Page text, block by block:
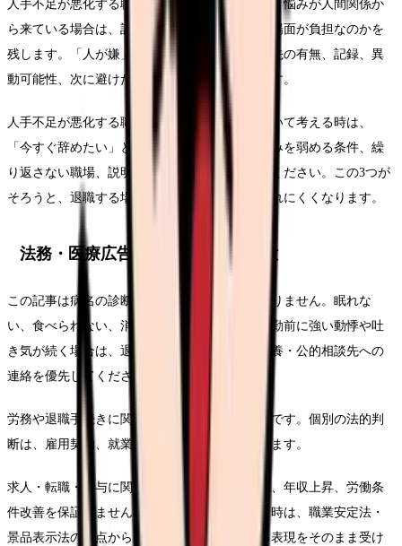
人手不足が悪化する職場から逃げるべきかという悩みが人間関係か
ら来ている場合は、誰との関係で、どの発言や場面が負担なのかを
残します。「人が嫌」だけで終わらせず、相談先の有無、記録、異
動可能性、次に避けたい管理体制までつなげます。
人手不足が悪化する職場から逃げるべきかについて考える時は、
「今すぐ辞めたい」という結論だけでなく、悩みを弱める条件、繰
り返さない職場、説明するための記録を分けてください。この3つが
そろうと、退職する場合も残る場合も判断がぶれにくくなります。
法務・医療広告・求人広告上の注意
この記事は病名の診断や治療方針の提示ではありません。眠れな
い、食べられない、消えたい気持ちがある、出勤前に強い動悸や吐
き気が続く場合は、退職判断より先に受診・休養・公的相談先への
連絡を優先してください。
労務や退職手続きに関わる部分は一般的な整理です。個別の法的判
断は、雇用契約、就業規則、事実関係で変わります。
求人・転職・給与に関する内容は、内定、採用、年収上昇、労働条
件改善を保証しません。求人票や紹介文を見る時は、職業安定法・
景品表示法の観点から、断定的に有利に見える表現をそのまま受け